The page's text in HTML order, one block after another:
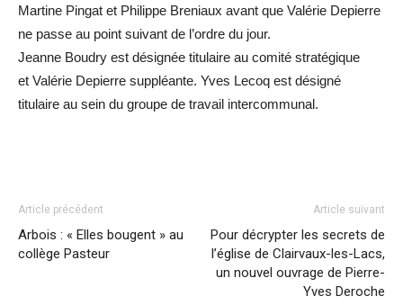
Martine Pingat et Philippe Breniaux avant que Valérie Depierre
ne passe au point suivant de l’ordre du jour.
Jeanne Boudry est désignée titulaire au comité stratégique
et Valérie Depierre suppléante. Yves Lecoq est désigné
titulaire au sein du groupe de travail intercommunal.
Article précédent
Arbois : « Elles bougent » au
collège Pasteur
Article suivant
Pour décrypter les secrets de
l’église de Clairvaux-les-Lacs,
un nouvel ouvrage de Pierre-
Yves Deroche